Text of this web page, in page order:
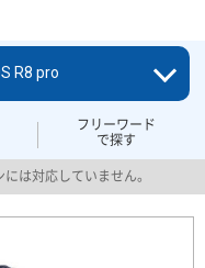
フリーワード
で探す
R8 pro
は対応していません。